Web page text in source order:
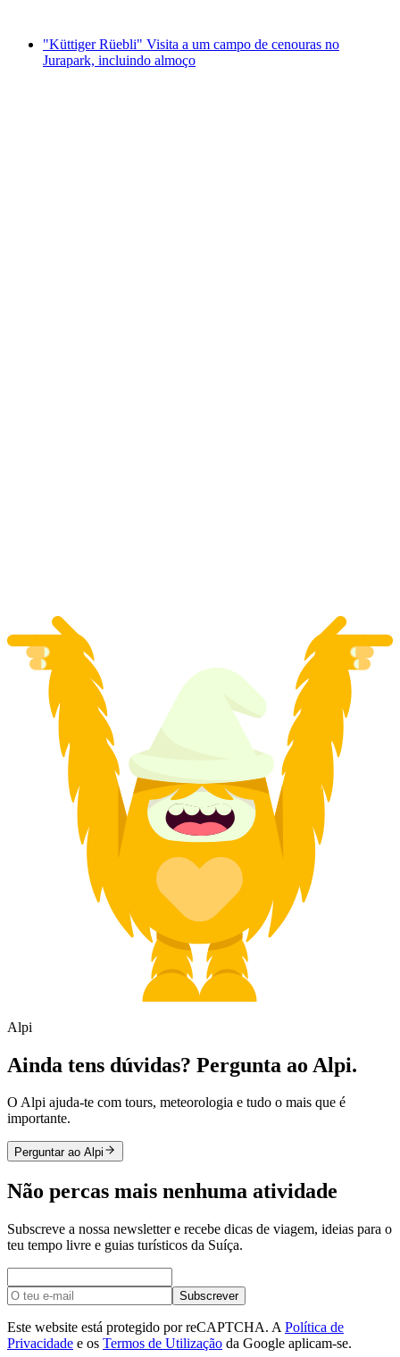
"Küttiger Rüebli" Visita a um campo de cenouras no
Jurapark, incluindo almoço
Alpi
Ainda tens dúvidas? Pergunta ao Alpi.
O Alpi ajuda-te com tours, meteorologia e tudo o mais que é
importante.
Perguntar ao Alpi
Não percas mais nenhuma atividade
Subscreve a nossa newsletter e recebe dicas de viagem, ideias para o
teu tempo livre e guias turísticos da Suíça.
Subscrever
Este website está protegido por reCAPTCHA. A Política de
Privacidade e os Termos de Utilização da Google aplicam-se.